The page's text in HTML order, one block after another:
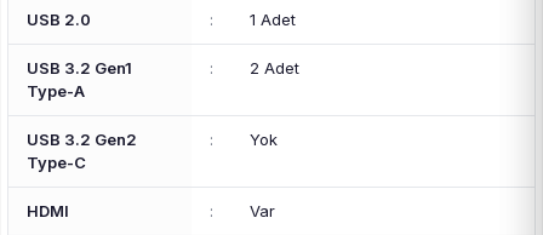
USB 2.0 : 1 Adet
USB 3.2 Gen1
Type-A
: 2 Adet
USB 3.2 Gen2
Type-C
: Yok
HDMI : Var